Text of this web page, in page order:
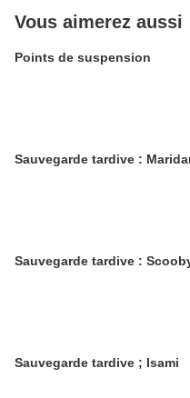
Vous aimerez aussi
Points de suspension
Sauvegarde tardive :
Sauvegarde tardive :
Sauvegarde tardive ; Isami